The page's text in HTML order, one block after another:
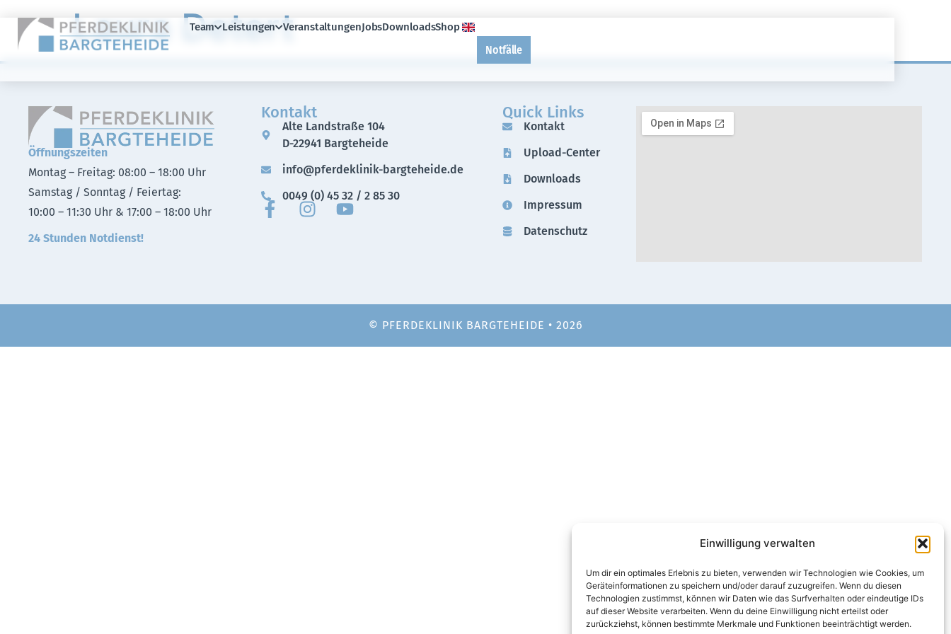
Einwilligung verwalten
Um dir ein optimales Erlebnis zu bieten, verwenden wir Technologien wie Cookies, um
Geräteinformationen zu speichern und/oder darauf zuzugreifen. Wenn du diesen
Technologien zustimmst, können wir Daten wie das Surfverhalten oder eindeutige IDs
auf dieser Website verarbeiten. Wenn du deine Einwilligung nicht erteilst oder
zurückziehst, können bestimmte Merkmale und Funktionen beeinträchtigt werden.
Team Leistungen VeranstaltungenJobsDownloadsShop
Notfälle
Laura Detert
Öffnungszeiten
Montag – Freitag: 08:00 – 18:00 Uhr
Samstag / Sonntag / Feiertag:
10:00 – 11:30 Uhr & 17:00 – 18:00 Uhr
24 Stunden Notdienst!
Kontakt
Alte Landstraße 104
D-22941 Bargteheide
info@pferdeklinik-bargteheide.de
0049 (0) 45 32 / 2 85 30
Quick Links
Kontakt
Upload-Center
Downloads
Impressum
Datenschutz
© PFERDEKLINIK BARGTEHEIDE • 2026